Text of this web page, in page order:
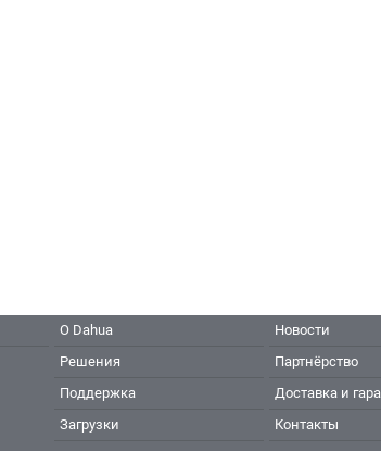
О Dahua
Решения
Поддержка
Загрузки
Новости
Партнёрство
Доставка и
Контакты